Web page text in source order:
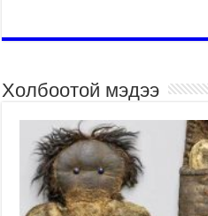
Холбоотой мэдээ